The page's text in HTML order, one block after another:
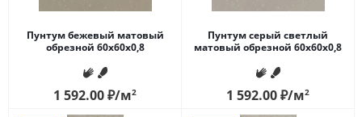
Пунтум бежевый матовый
обрезной 60x60x0,8
1 592.00₽/м2
Пунтум серый светлый
матовый обрезной 60x60x0,8
1 592.00₽/м2